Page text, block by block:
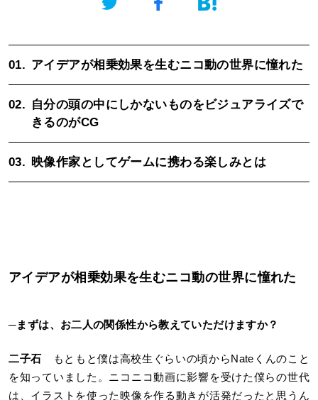
01. アイデアが相乗効果を生むニコ動の世界に憧れた
02. 自分の頭の中にしかないものをビジュアライズで
きるのがCG
03. 映像作家としてゲームに携わる楽しみとは
アイデアが相乗効果を生むニコ動の世界に憧れた
─まずは、お二人の関係性から教えていただけますか？
二子石 もともと僕は高校生ぐらいの頃からNateくんのこと
を知っていました。ニコニコ動画に影響を受けた僕らの世代
は、イラストを使った映像を作る動きが活発だったと思うん